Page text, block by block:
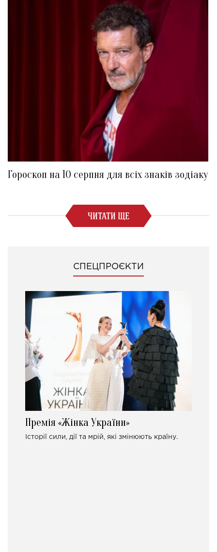
Гороскоп на 10 серпня для всіх знаків зодіаку
ЧИТАТИ ЩЕ
СПЕЦПРОЄКТИ
Премія «Жінка України»
Історії сили, дії та мрій, які змінюють країну.